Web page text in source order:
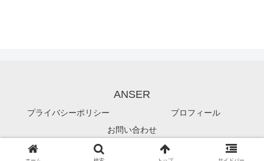
ANSER
プライバシーポリシー
プロフィール
お問い合わせ
© 2019 ANSER.